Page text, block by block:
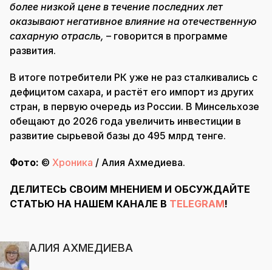
более низкой цене в течение последних лет
оказывают негативное влияние на отечественную
сахарную отрасль, – говорится в программе
развития.
В итоге потребители РК уже не раз сталкивались с
дефицитом сахара, и растёт его импорт из других
стран, в первую очередь из России. В Минсельхозе
обещают до 2026 года увеличить инвестиции в
развитие сырьевой базы до 495 млрд тенге.
Фото: © Хроника / Алия Ахмедиева.
ДЕЛИТЕСЬ СВОИМ МНЕНИЕМ И ОБСУЖДАЙТЕ
СТАТЬЮ НА НАШЕМ КАНАЛЕ В TELEGRAM!
АЛИЯ АХМЕДИЕВА